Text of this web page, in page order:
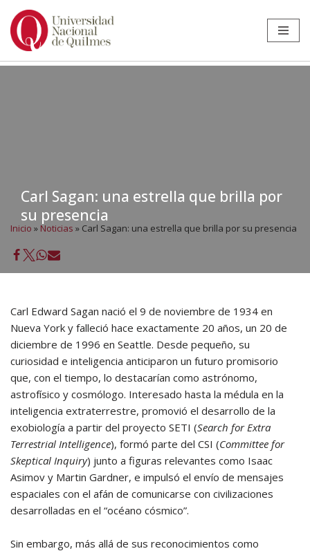
Ir
Carl Sagan: una estrella que brilla por
su presencia
Inicio » Noticias » Carl Sagan: una estrella que brilla por su presencia
Carl Edward Sagan nació el 9 de noviembre de 1934 en
Nueva York y falleció hace exactamente 20 años, un 20 de
diciembre de 1996 en Seattle. Desde pequeño, su
curiosidad e inteligencia anticiparon un futuro promisorio
que, con el tiempo, lo destacarían como astrónomo,
astrofísico y cosmólogo. Interesado hasta la médula en la
inteligencia extraterrestre, promovió el desarrollo de la
exobiología a partir del proyecto SETI (Search for Extra
Terrestrial Intelligence), formó parte del CSI (Committee for
Skeptical Inquiry) junto a figuras relevantes como Isaac
Asimov y Martin Gardner, e impulsó el envío de mensajes
espaciales con el afán de comunicarse con civilizaciones
desarrolladas en el “océano cósmico”.
Sin embargo, más allá de sus reconocimientos como